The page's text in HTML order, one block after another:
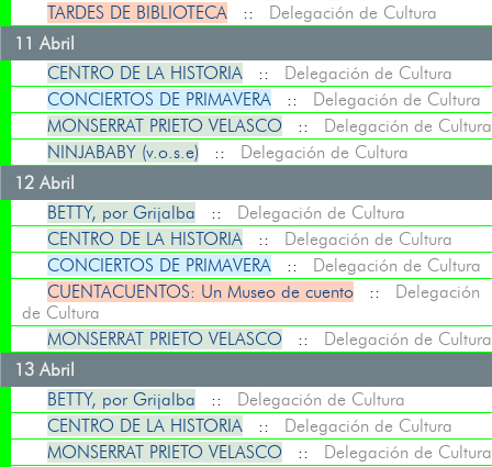
TARDES DE BIBLIOTECA :: Delegación de Cultura
11 Abril
CENTRO DE LA HISTORIA :: Delegación de Cultura
CONCIERTOS DE PRIMAVERA :: Delegación de Cultura
MONSERRAT PRIETO VELASCO :: Delegación de Cultura
NINJABABY (v.o.s.e) :: Delegación de Cultura
12 Abril
BETTY, por Grijalba :: Delegación de Cultura
CENTRO DE LA HISTORIA :: Delegación de Cultura
CONCIERTOS DE PRIMAVERA :: Delegación de Cultura
CUENTACUENTOS: Un Museo de cuento :: Delegación
de Cultura
MONSERRAT PRIETO VELASCO :: Delegación de Cultura
13 Abril
BETTY, por Grijalba :: Delegación de Cultura
CENTRO DE LA HISTORIA :: Delegación de Cultura
MONSERRAT PRIETO VELASCO :: Delegación de Cultura